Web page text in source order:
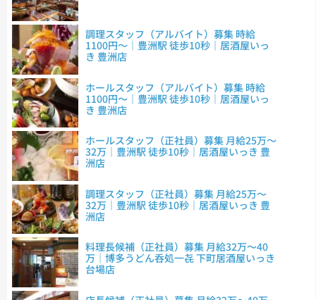
調理スタッフ（アルバイト）募集 時給
1100円～｜豊洲駅 徒歩10秒｜居酒屋いっ
き 豊洲店
ホールスタッフ（アルバイト）募集 時給
1100円～｜豊洲駅 徒歩10秒｜居酒屋いっ
き 豊洲店
ホールスタッフ（正社員）募集 月給25万～
32万｜豊洲駅 徒歩10秒｜居酒屋いっき 豊
洲店
調理スタッフ（正社員）募集 月給25万～
32万｜豊洲駅 徒歩10秒｜居酒屋いっき 豊
洲店
料理長候補（正社員）募集 月給32万～40
万｜博多うどん呑処一㐂 下町居酒屋いっき
台場店